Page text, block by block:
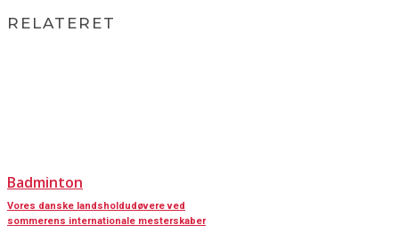
RELATERET
Badminton
Vores danske landsholdudøvere ved
sommerens internationale mesterskaber